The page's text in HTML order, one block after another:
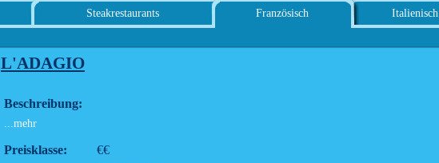
Steakrestaurants Französisch Italienisch
L'ADAGIO
Beschreibung:
...mehr
Preisklasse:
€€